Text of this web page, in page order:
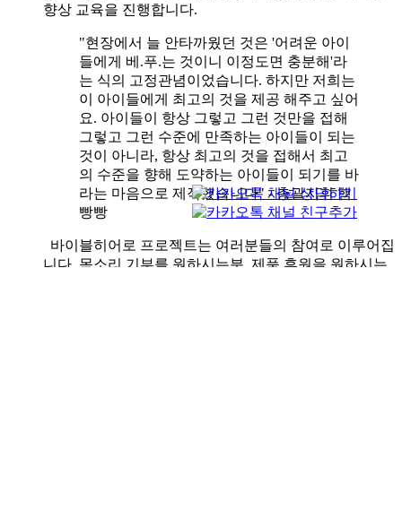
향상 교육을 진행합니다.
"현장에서 늘 안타까웠던 것은 '어려운 아이
들에게 베.푸.는 것이니 이정도면 충분해'라
는 식의 고정관념이었습니다. 하지만 저희는
이 아이들에게 최고의 것을 제공 해주고 싶어
요. 아이들이 항상 그렇고 그런 것만을 접해
그렇고 그런 수준에 만족하는 아이들이 되는
것이 아니라, 항상 최고의 것을 접해서 최고
의 수준을 향해 도약하는 아이들이 되기를 바
라는 마음으로 제작했습니다" - 총괄지휘 햄
빵빵
바이블히어로 프로젝트는 여러분들의 참여로 이루어집
니다. 목소리 기부를 원하시는분, 제품 후원을 원하시는